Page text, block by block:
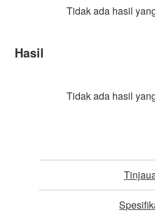
Tidak ada hasil
Hasil
Tidak ada hasil